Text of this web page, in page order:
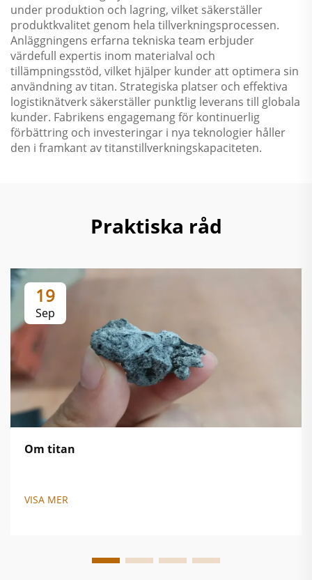
under produktion och lagring, vilket säkerställer
produktkvalitet genom hela tillverkningsprocessen.
Anläggningens erfarna tekniska team erbjuder
värdefull expertis inom materialval och
tillämpningsstöd, vilket hjälper kunder att optimera sin
användning av titan. Strategiska platser och effektiva
logistiknätverk säkerställer punktlig leverans till globala
kunder. Fabrikens engagemang för kontinuerlig
förbättring och investeringar i nya teknologier håller
den i framkant av titanstillverkningskapaciteten.
Praktiska råd
19
Sep
Om titan
VISA MER